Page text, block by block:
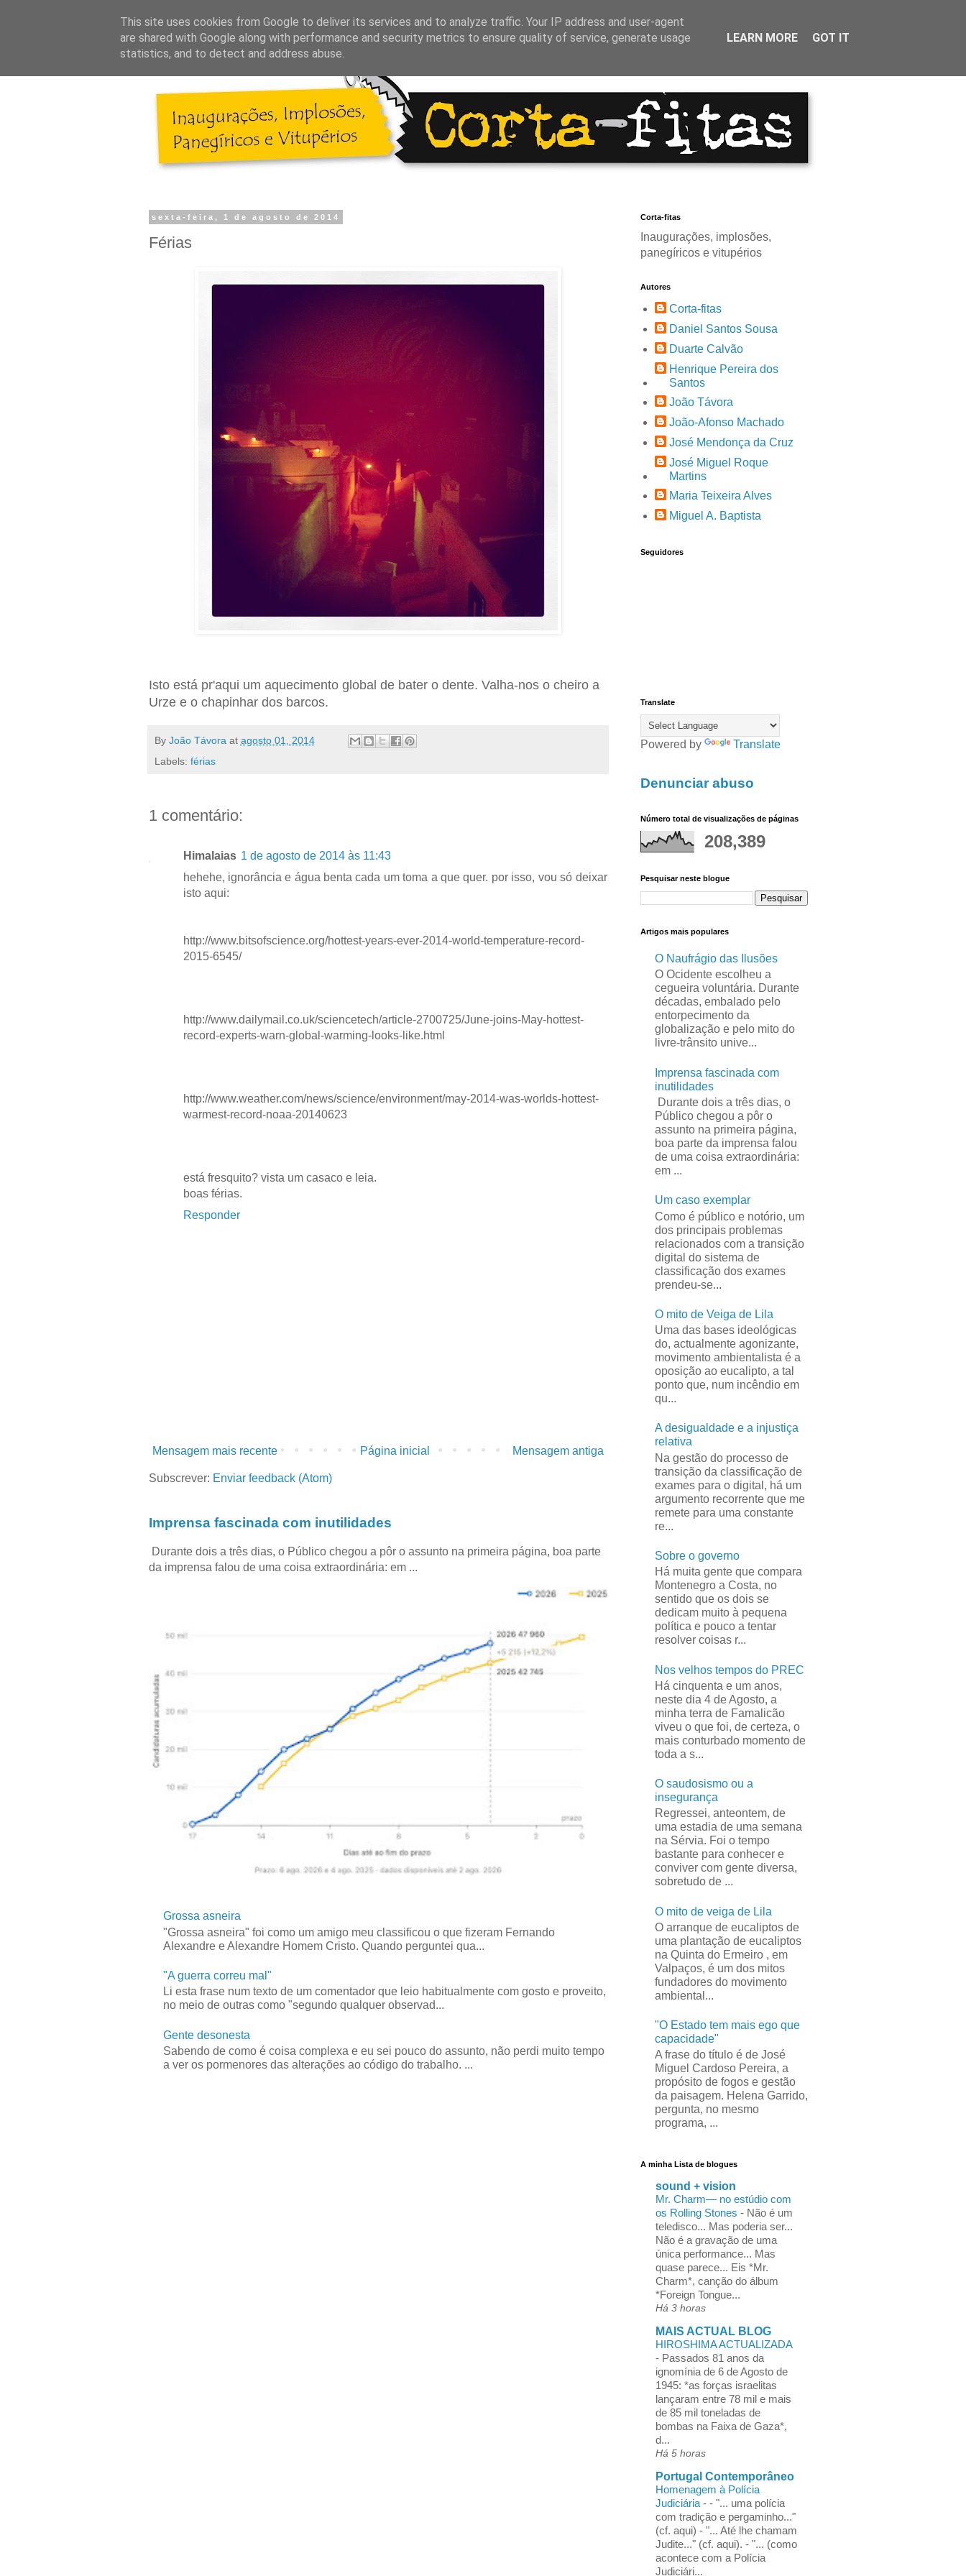
sexta-feira, 1 de agosto de 2014
Férias
Isto está pr'aqui um aquecimento global de bater o dente. Valha-nos o cheiro a
Urze e o chapinhar dos barcos.
By João Távora at agosto 01, 2014
Labels: férias
1 comentário:
Himalaias 1 de agosto de 2014 às 11:43
hehehe, ignorância e água benta cada um toma a que quer. por isso, vou só deixar
isto aqui:
http://www.bitsofscience.org/hottest-years-ever-2014-world-temperature-record-
2015-6545/
http://www.dailymail.co.uk/sciencetech/article-2700725/June-joins-May-hottest-
record-experts-warn-global-warming-looks-like.html
http://www.weather.com/news/science/environment/may-2014-was-worlds-hottest-
warmest-record-noaa-20140623
está fresquito? vista um casaco e leia.
boas férias.
Responder
Mensagem mais recente Mensagem antiga
Página inicial
Subscrever: Enviar feedback (Atom)
Imprensa fascinada com inutilidades
Durante dois a três dias, o Público chegou a pôr o assunto na primeira página, boa parte
da imprensa falou de uma coisa extraordinária: em ...
Grossa asneira
"Grossa asneira" foi como um amigo meu classificou o que fizeram Fernando
Alexandre e Alexandre Homem Cristo. Quando perguntei qua...
"A guerra correu mal"
Li esta frase num texto de um comentador que leio habitualmente com gosto e proveito,
no meio de outras como "segundo qualquer observad...
Gente desonesta
Sabendo de como é coisa complexa e eu sei pouco do assunto, não perdi muito tempo
a ver os pormenores das alterações ao código do trabalho. ...
Corta-fitas
Inaugurações, implosões,
panegíricos e vitupérios
Autores
Corta-fitas
Daniel Santos Sousa
Duarte Calvão
Henrique Pereira dos
Santos
João Távora
João-Afonso Machado
José Mendonça da Cruz
José Miguel Roque
Martins
Maria Teixeira Alves
Miguel A. Baptista
Seguidores
Translate
Powered by Translate
Denunciar abuso
Número total de visualizações de páginas
208,389
Pesquisar neste blogue
Artigos mais populares
O Naufrágio das Ilusões
O Ocidente escolheu a
cegueira voluntária. Durante
décadas, embalado pelo
entorpecimento da
globalização e pelo mito do
livre-trânsito unive...
Imprensa fascinada com
inutilidades
Durante dois a três dias, o
Público chegou a pôr o
assunto na primeira página,
boa parte da imprensa falou
de uma coisa extraordinária:
em ...
Um caso exemplar
Como é público e notório, um
dos principais problemas
relacionados com a transição
digital do sistema de
classificação dos exames
prendeu-se...
O mito de Veiga de Lila
Uma das bases ideológicas
do, actualmente agonizante,
movimento ambientalista é a
oposição ao eucalipto, a tal
ponto que, num incêndio em
qu...
A desigualdade e a injustiça
relativa
Na gestão do processo de
transição da classificação de
exames para o digital, há um
argumento recorrente que me
remete para uma constante
re...
Sobre o governo
Há muita gente que compara
Montenegro a Costa, no
sentido que os dois se
dedicam muito à pequena
política e pouco a tentar
resolver coisas r...
Nos velhos tempos do PREC
Há cinquenta e um anos,
neste dia 4 de Agosto, a
minha terra de Famalicão
viveu o que foi, de certeza, o
mais conturbado momento de
toda a s...
O saudosismo ou a
insegurança
Regressei, anteontem, de
uma estadia de uma semana
na Sérvia. Foi o tempo
bastante para conhecer e
conviver com gente diversa,
sobretudo de ...
O mito de veiga de Lila
O arranque de eucaliptos de
uma plantação de eucaliptos
na Quinta do Ermeiro , em
Valpaços, é um dos mitos
fundadores do movimento
ambiental...
"O Estado tem mais ego que
capacidade"
A frase do título é de José
Miguel Cardoso Pereira, a
propósito de fogos e gestão
da paisagem. Helena Garrido,
pergunta, no mesmo
programa, ...
A minha Lista de blogues
sound + vision
Mr. Charm— no estúdio com
os Rolling Stones - Não é um
teledisco... Mas poderia ser...
Não é a gravação de uma
única performance... Mas
quase parece... Eis *Mr.
Charm*, canção do álbum
*Foreign Tongue...
Há 3 horas
MAIS ACTUAL BLOG
HIROSHIMA ACTUALIZADA
- Passados 81 anos da
ignomínia de 6 de Agosto de
1945: *as forças israelitas
lançaram entre 78 mil e mais
de 85 mil toneladas de
bombas na Faixa de Gaza*,
d...
Há 5 horas
Portugal Contemporâneo
Homenagem à Polícia
Judiciária - - "... uma polícia
com tradição e pergaminho..."
(cf. aqui) - "... Até lhe chamam
Judite..." (cf. aqui). - "... (como
acontece com a Polícia
Judiciári...
This site uses cookies from Google to deliver its services and to analyze traffic. Your IP address and user-agent
are shared with Google along with performance and security metrics to ensure quality of service, generate usage
statistics, and to detect and address abuse.
LEARN MORE GOT IT